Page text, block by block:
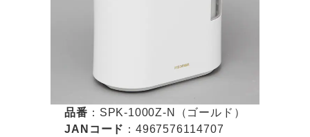
品番 ：SPK-1000Z-N（ゴールド）
JANコード ：4967576114707